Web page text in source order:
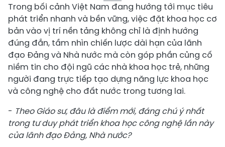
Trong bối cảnh Việt Nam đang hướng tới mục tiêu
phát triển nhanh và bền vững, việc đặt khoa học cơ
bản vào vị trí nền tảng không chỉ là định hướng
đúng đắn, tầm nhìn chiến lược dài hạn của lãnh
đạo Đảng và Nhà nước mà còn góp phần củng cố
niềm tin cho đội ngũ các nhà khoa học trẻ, những
người đang trực tiếp tạo dựng năng lực khoa học
và công nghệ cho đất nước trong tương lai.
- Theo Giáo sư, đâu là điểm mới, đáng chú ý nhất
trong tư duy phát triển khoa học công nghệ lần này
của lãnh đạo Đảng, Nhà nước?